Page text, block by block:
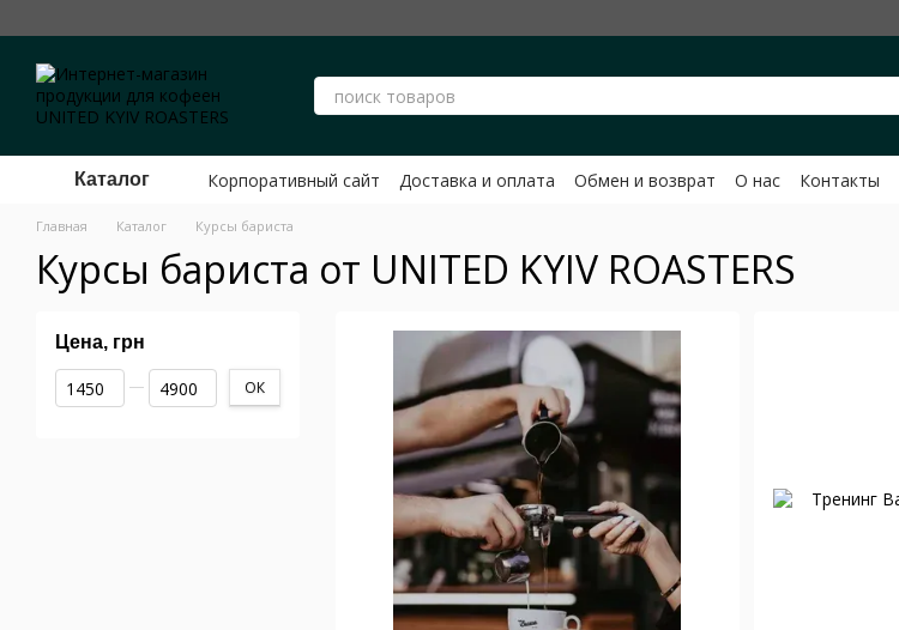
Каталог Корпоративный сайт Доставка и оплата Обмен и возврат О нас Контакты
Главная Каталог Курсы бариста
Курсы бариста от UNITED KYIV ROASTERS
Цена, грн
От Цена, грн
До Цена, грн ОК